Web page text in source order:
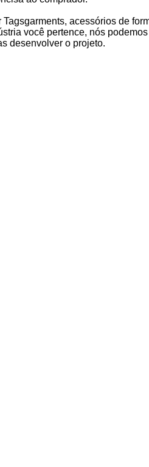
acessórios de
você pertence, nós
desenvolver o projeto.